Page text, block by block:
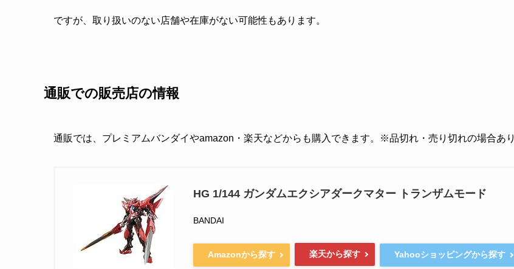
ですが、取り扱いのない店舗や在庫がない可能性もあります。
通販での販売店の情報
通販では、プレミアムバンダイやamazon・楽天などからも購入できます。※品切れ・売り切れの場合あり
HG 1/144 ガンダムエクシアダークマター トランザムモード
BANDAI
Amazonから探す 楽天から探す Yahooショッピングから探す